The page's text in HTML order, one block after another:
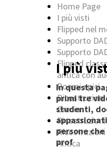
I più
In questa
primi tre
studenti,
persone
prof
Home Page
I più visti
Flipped nel
Supporto
Supporto
Flipped
antica con
Poemi epici
Grecia
Ricostruzioni
Ricostruzioni
Antica